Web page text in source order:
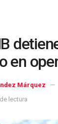
en
Márquez
lectura